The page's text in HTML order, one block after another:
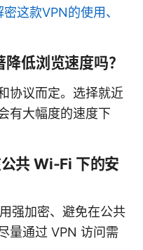
这款VPN的使用、
低浏览速度吗？
协议而定。选择就近
有大幅度的速度下
共 Wi-Fi 下的安
强加密、避免在公共
量通过 VPN 访问需